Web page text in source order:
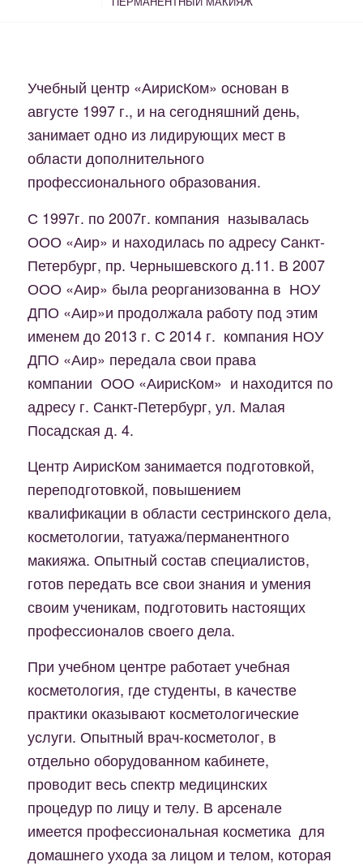
Учебный центр «АирисКом» основан в
августе 1997 г., и на сегодняшний день,
занимает одно из лидирующих мест в
области дополнительного
профессионального образования.
С 1997г. по 2007г. компания называлась
ООО «Аир» и находилась по адресу Санкт-
Петербург, пр. Чернышевского д.11. В 2007
ООО «Аир» была реорганизованна в НОУ
ДПО «Аир»и продолжала работу под этим
именем до 2013 г. С 2014 г. компания НОУ
ДПО «Аир» передала свои права
компании ООО «АирисКом» и находится по
адресу г. Санкт-Петербург, ул. Малая
Посадская д. 4.
Центр АирисКом занимается подготовкой,
переподготовкой, повышением
квалификации в области сестринского дела,
косметологии, татуажа/перманентного
макияжа. Опытный состав специалистов,
готов передать все свои знания и умения
своим ученикам, подготовить настоящих
профессионалов своего дела.
При учебном центре работает учебная
косметология, где студенты, в качестве
практики оказывают косметологические
услуги. Опытный врач-косметолог, в
отдельно оборудованном кабинете,
проводит весь спектр медицинских
процедур по лицу и телу. В арсенале
имеется профессиональная косметика для
домашнего ухода за лицом и телом, которая